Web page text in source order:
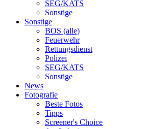
SEG/KATS
Sonstige
Sonstige
BOS (alle)
Feuerwehr
Rettungsdienst
Polizei
SEG/KATS
Sonstige
News
Fotografie
Beste Fotos
Tipps
Screener's Choice